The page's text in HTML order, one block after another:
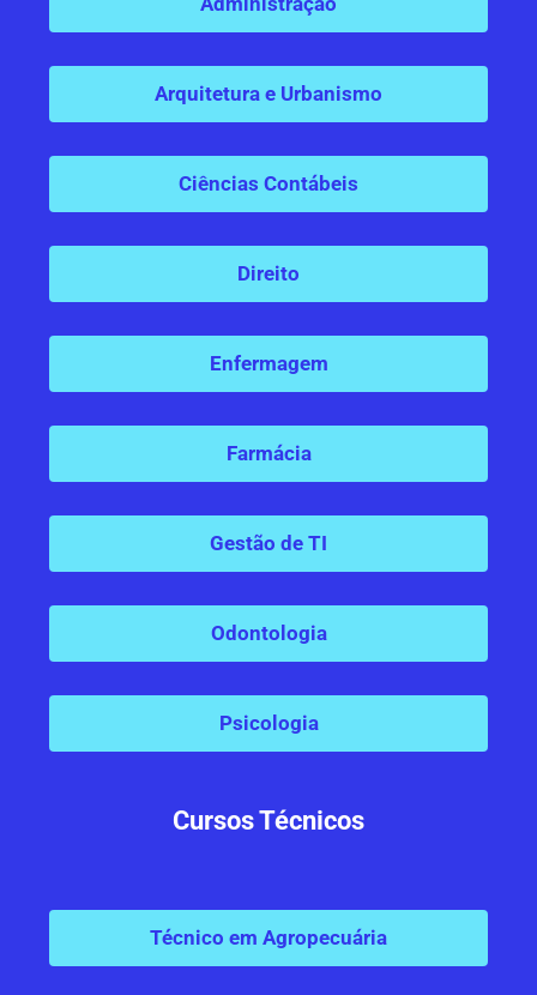
Arquitetura e Urbanismo
Ciências Contábeis
Direito
Enfermagem
Farmácia
Gestão de TI
Odontologia
Psicologia
Cursos Técnicos
Técnico em Agropecuária